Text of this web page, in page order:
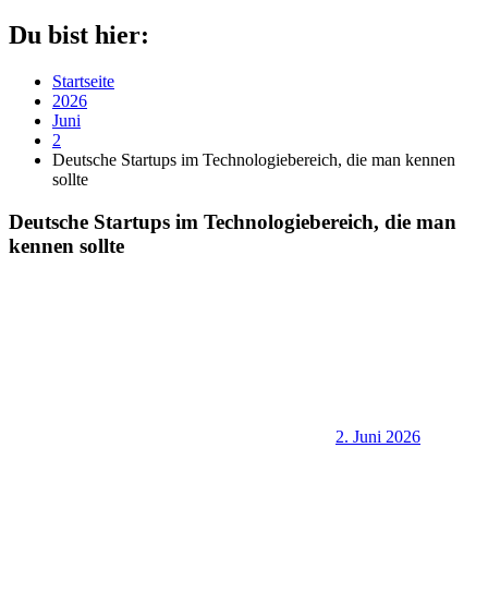
Du bist hier:
Startseite
2026
Juni
2
Deutsche Startups im Technologiebereich, die man kennen
sollte
Deutsche Startups im Technologiebereich, die man
kennen sollte
2. Juni 2026